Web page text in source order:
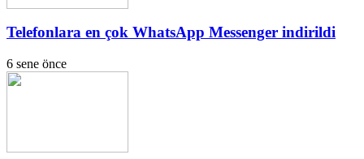
Telefonlara en çok WhatsApp Messenger indirildi
6 sene önce